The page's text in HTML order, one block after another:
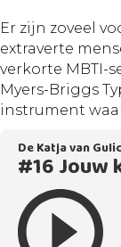
Er zijn zoveel
extraverte
verkorte MBTI-
Myers-Briggs
instrument